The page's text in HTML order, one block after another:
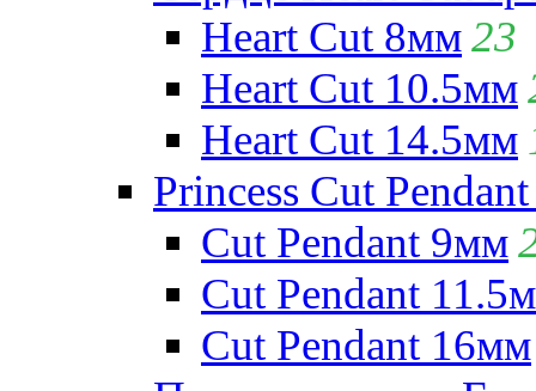
Heart Cut 8мм23
Heart Cut 10.5мм
Heart Cut 14.5мм
Princess Cut
Cut Pendant 9мм
Cut Pendant
Cut Pendant 16мм